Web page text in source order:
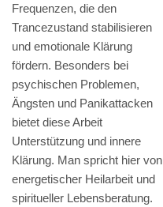
Frequenzen, die den
Trancezustand stabilisieren
und emotionale Klärung
fördern. Besonders bei
psychischen Problemen,
Ängsten und Panikattacken
bietet diese Arbeit
Unterstützung und innere
Klärung. Man spricht hier von
energetischer Heilarbeit und
spiritueller Lebensberatung.